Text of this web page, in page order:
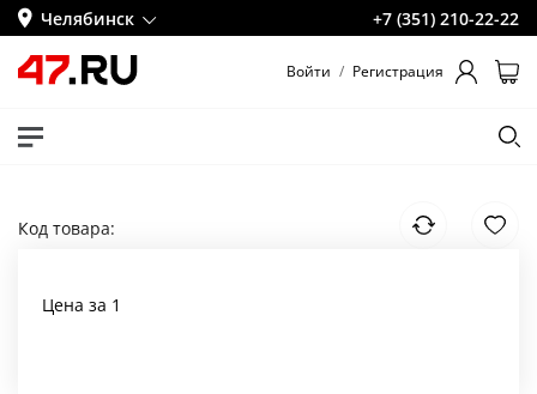
Челябинск +7 (351) 210-22-22
Войти / Регистрация
Код товара:
Цена за 1